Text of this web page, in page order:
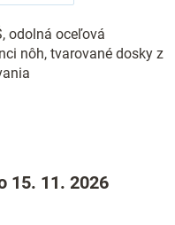
odolná oceľová
nôh, tvarované dosky z
15. 11. 2026